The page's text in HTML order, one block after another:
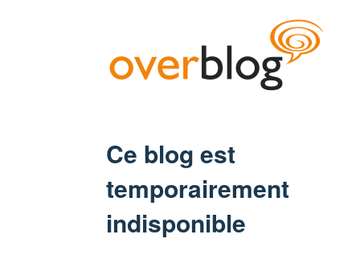
Ce blog est
temporairement
indisponible